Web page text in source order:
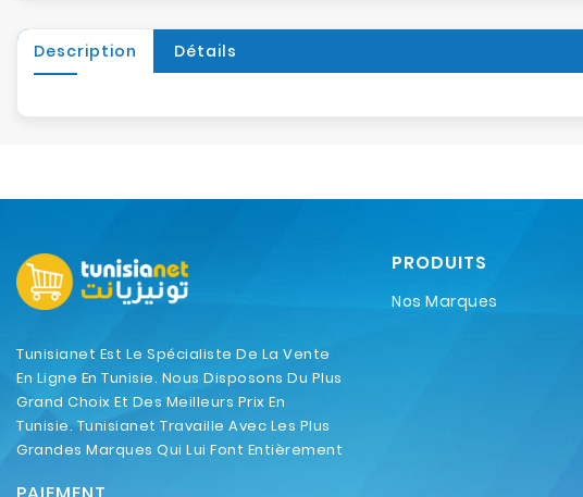
Description Détails
Tunisianet Est Le Spécialiste De La Vente
En Ligne En Tunisie. Nous Disposons Du Plus
Grand Choix Et Des Meilleurs Prix En
Tunisie. Tunisianet Travaille Avec Les Plus
Grandes Marques Qui Lui Font Entièrement
PRODUITS
Nos Marques